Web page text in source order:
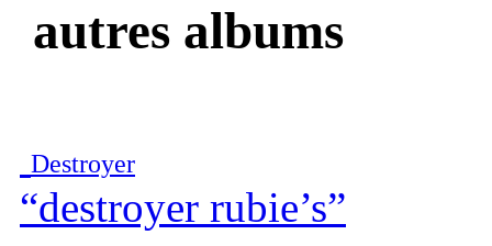
autres albums
Destroyer
“destroyer rubie’s”